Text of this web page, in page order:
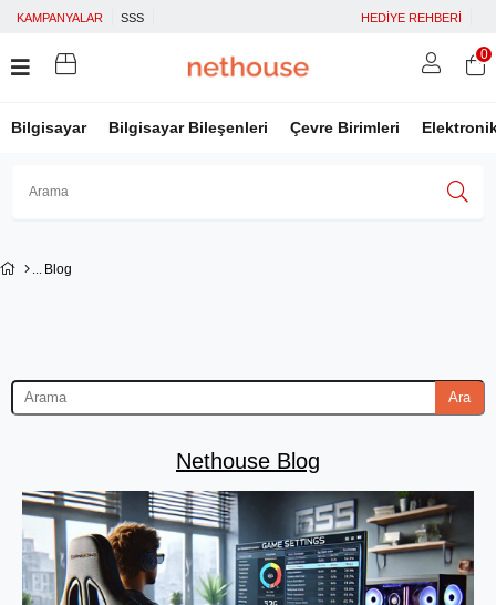
KAMPANYALAR SSS HEDİYE REHBERİ
Bilgisayar Bilgisayar Bileşenleri Çevre Birimleri
0
Blog
Ara
Nethouse Blog